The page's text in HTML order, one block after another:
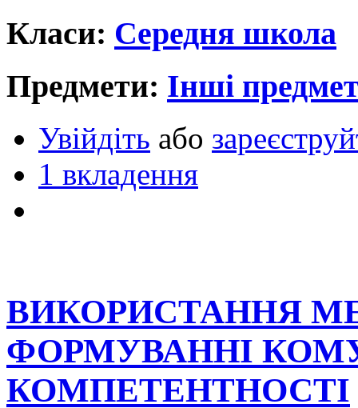
Класи: Середня школа
Предмети: Інші
Увійдіть або
1 вкладення
ВИКОРИСТАННЯ
ФОРМУВАННІ
КОМПЕТЕНТНОСТІ